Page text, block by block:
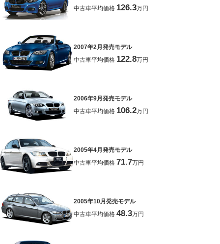
中古車平均価格 126.3万円
2007年2月発売モデル
中古車平均価格 122.8万円
2006年9月発売モデル
中古車平均価格 106.2万円
2005年4月発売モデル
中古車平均価格 71.7万円
2005年10月発売モデル
中古車平均価格 48.3万円